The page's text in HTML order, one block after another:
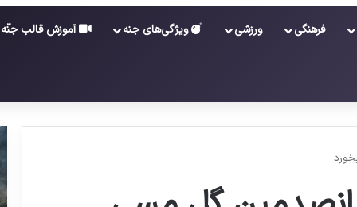
فرهنگی ورزشی ویژگی‌های جنه آموزش قالب جنّه